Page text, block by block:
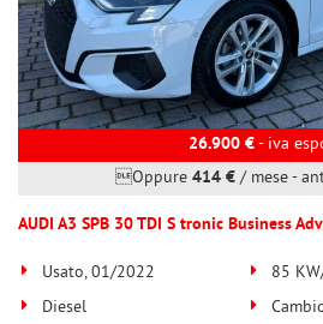
26.900 €- iva
Oppure 414 € / mese-
AUDI A3 SPB 30 TDI S tronic Business
Usato, 01/2022
85
Diesel
Cookie per il miglioramento
Cookie analitici
Cookie di marketing
Leggi
cookie